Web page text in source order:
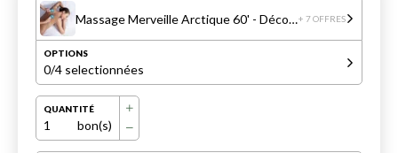
Massage Merveille Arctique 60' - Décontractant+ 7 OFFRES
OPTIONS
0/4 selectionnées
QUANTITÉ
1 bon(s)